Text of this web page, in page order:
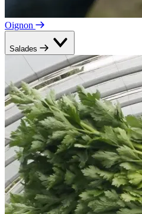
Oignon
Salades